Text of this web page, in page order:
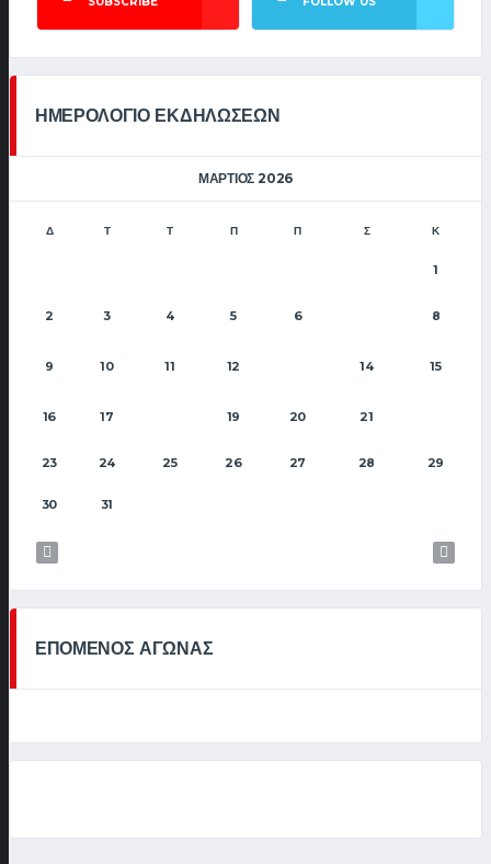
ΗΜΕΡΟΛΟΓΙΟ ΕΚΔΗΛΩΣΕΩΝ
ΜΆΡΤΙΟΣ 2026
Δ Τ Τ Π Π Σ Κ
1
2 3 4 5 6 8
9 10 11 12 14 15
16 17 19 20 21
23 24 25 26 27 28 29
30 31
ΕΠΟΜΕΝΟΣ ΑΓΩΝΑΣ